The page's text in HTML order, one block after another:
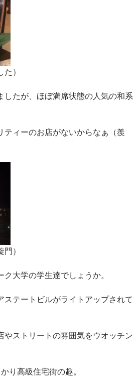
）
したが、ほぼ満席状態の人気の和系
ティーのお店がないからなぁ（羨
）
大学の学生達でしょうか。
ステートビルがライトアップされて
やストリートの雰囲気をウオッチン
り高級住宅街の趣。